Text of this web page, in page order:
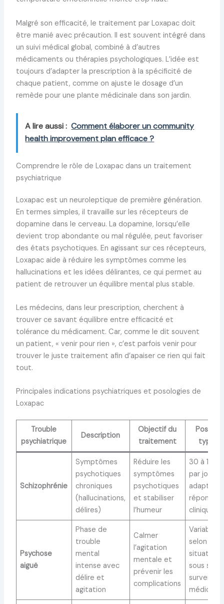
Malgré son efficacité, le traitement par Loxapac doit
être manié avec précaution. Il est souvent intégré dans
un suivi médical global, combiné à d’autres
médicaments ou thérapies psychologiques. L’idée est
toujours d’adapter la prescription à la spécificité de
chaque patient, comme on ajuste le dosage d’un
remède pour une plante médicinale dans son jardin.
A lire aussi : Comment élaborer un community
health improvement plan efficace ?
Comprendre le rôle de Loxapac dans un traitement
psychiatrique
Loxapac est un neuroleptique de première génération.
En termes simples, il travaille sur les récepteurs de
dopamine dans le cerveau. La dopamine, lorsqu’elle
devient trop abondante ou mal régulée, peut favoriser
des états psychotiques. En agissant sur ces récepteurs,
Loxapac aide à réduire les symptômes comme les
hallucinations et les idées délirantes, ce qui permet au
patient de retrouver un équilibre mental plus stable.
Les médecins, dans leur prescription, cherchent à
trouver ce savant équilibre entre efficacité et
tolérance du médicament. Car, comme le dit souvent
un patient, « venir pour rien », c’est parfois venir pour
trouver le juste traitement afin d’apaiser ce rien qui fait
tout.
Principales indications psychiatriques et posologies de
Loxapac
Trouble
psychiatrique
Description
Objectif du
traitement
Schizophrénie
Symptômes
psychotiques
chroniques
(hallucinations,
délires)
Réduire les
symptômes
psychotiques
et stabiliser
l’humeur
30 à 100
par jour,
adapté
réponse
clinique
Psychose
aiguë
Phase de
trouble
mental
intense avec
délire et
agitation
Calmer
l’agitation
mentale et
prévenir les
complications
Variable
selon
situation,
sous
médicale